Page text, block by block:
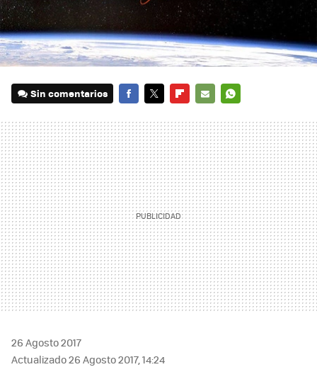
Sin comentarios
MAIL
26 Agosto 2017
Actualizado 26 Agosto 2017, 14:24